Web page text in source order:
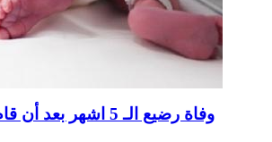
وفاة رضيع الـ 5 اشهر